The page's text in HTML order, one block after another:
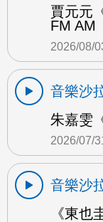
賈元元
FM AM
2026/08/
音樂沙
朱嘉雯
2026/07/
音樂沙
《東也